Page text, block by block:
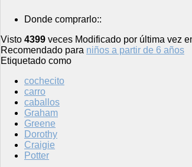
Donde comprarlo::
Visto 4399 veces Modificado por última vez
Recomendado para niños a partir de 6 años
Etiquetado como
cochecito
carro
caballos
Graham
Greene
Dorothy
Craigie
Potter